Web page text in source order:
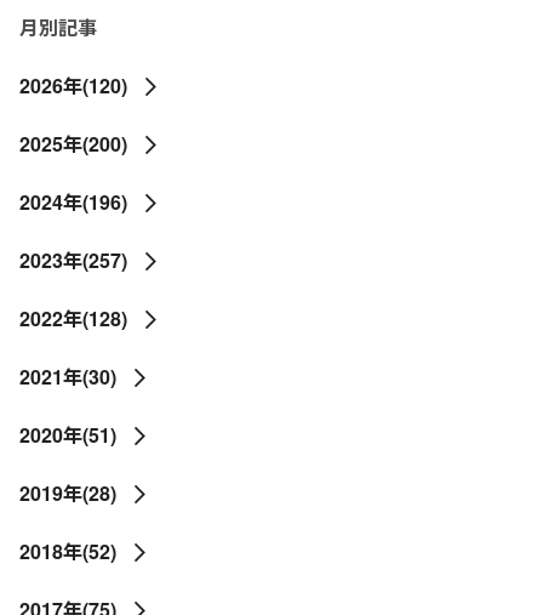
月別記事
2026年(120)
2025年(200)
2024年(196)
2023年(257)
2022年(128)
2021年(30)
2020年(51)
2019年(28)
2018年(52)